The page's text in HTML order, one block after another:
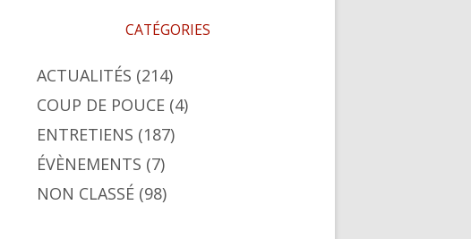
CATÉGORIES
ACTUALITÉS (214)
COUP DE POUCE (4)
ENTRETIENS (187)
ÉVÈNEMENTS (7)
NON CLASSÉ (98)